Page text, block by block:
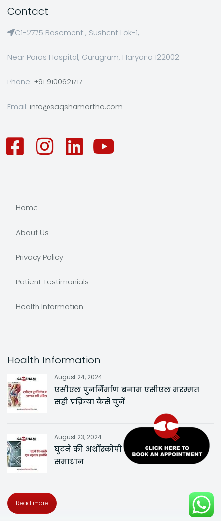
Contact
C1-2775 Basement , Sushant Lok-1,
Near Paras Hospital, Gurugram, Haryana 122002
Phone: +91 9100621717
Email: info@saqshamortho.com
Home
About Us
Privacy Policy
Patient Testimonials
Health Information
Health Information
August 24, 2024
एसीएल पुनर्निर्माण बनाम एसीएल मरम्मत
सही प्रक्रिया कैसे चुनें
August 23, 2024
घुटने की अर्थ्रोस्कोपी एक न्यूनतम इनवेसिव
समाधान
Read more